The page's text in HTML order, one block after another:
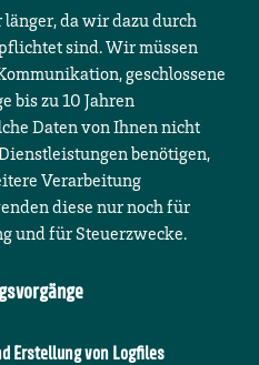
da wir dazu durch
sind. Wir müssen
geschlossene
bis zu 10 Jahren
Daten von Ihnen nicht
benötigen,
Verarbeitung
diese nur noch für
und für Steuerzwecke.
Erstellung von Logfiles